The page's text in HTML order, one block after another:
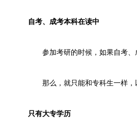
自考、成考本科在读中
参加考研的时候，如果自考、
那么，就只能和专科生一样，
只有大专学历